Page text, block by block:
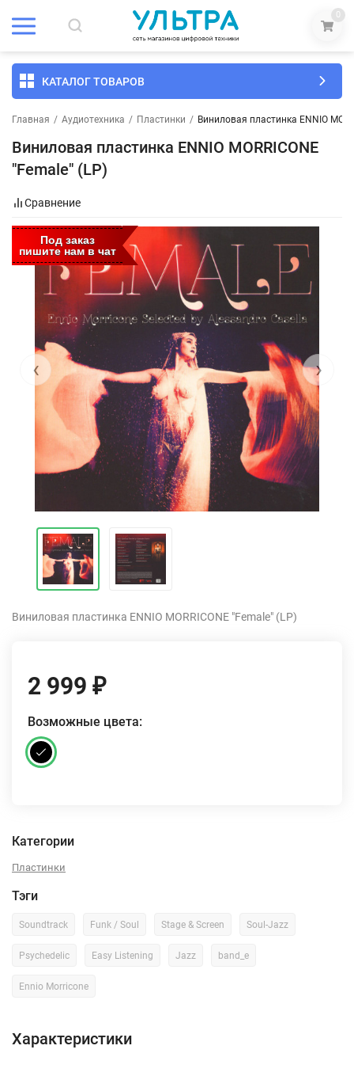
0
КАТАЛОГ ТОВАРОВ
Главная / Аудиотехника / Пластинки / Виниловая пластинка ENNIO
Виниловая пластинка ENNIO MORRICONE
"Female" (LP)
Сравнение
‹ ›
Под заказ
пишите нам в чат
Виниловая пластинка ENNIO MORRICONE "Female" (LP)
2 999 ₽
Возможные цвета:
Категории
Пластинки
Тэги
Soundtrack Funk / Soul Stage & Screen Soul-Jazz
Psychedelic Easy Listening Jazz band_e
Ennio Morricone
Характеристики